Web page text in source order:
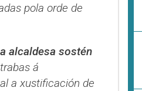
pola orde de
alcaldesa sostén
á
a xustificación de